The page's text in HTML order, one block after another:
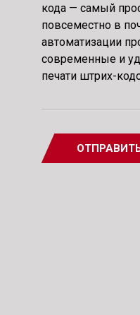
кода — самый
повсеместно в
автоматизации
современные и
печати штрих-